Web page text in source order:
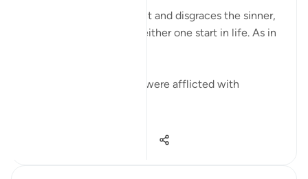
Allah honors the obedient and disgraces the sinner,
regardless of where did either one start in life. As in